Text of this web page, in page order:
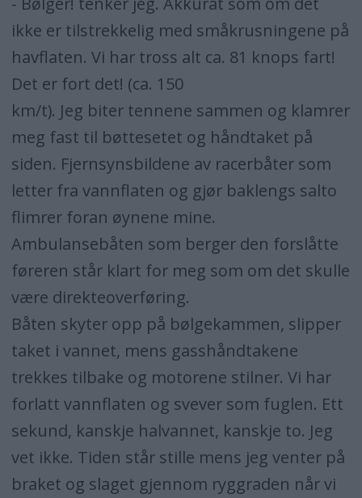
ikke er tilstrekkelig med småkrus­ningene på
havflaten. Vi har tross alt ca. 81 knops fart!
Det er fort det! (ca. 150
km/t). Jeg biter tennene sammen og klamrer
meg fast til bøttesetet og håndtaket på
siden. Fjernsynsbildene av racerbåter som
letter fra vannflaten og gjør baklengs salto
flimrer foran øynene mine.
Ambulansebåten som berger den forslåtte
føreren står klart for meg som om det skulle
være direkteoverføring.
Båten skyter opp på bølgekammen, slipper
taket i vannet, mens gasshåndtakene
trekkes tilbake og motorene stilner. Vi har
forlatt vannflaten og svever som fuglen. Ett
sekund, kanskje halvannet, kanskje to. Jeg
vet ikke. Tiden står stille mens jeg venter på
braket og slaget gjennom ryggraden når vi